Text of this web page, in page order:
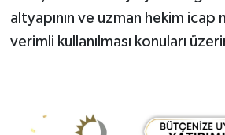
altyapının ve uzman hekim icap
verimli kullanılması konuları